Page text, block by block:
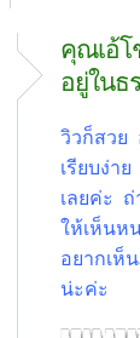
คุณเอ้
อยู่ในธ
วิวก็สวย
เรียบง่า
เลยค่ะ
ให้เห็นห
อยากเห็
น่ะค่ะ